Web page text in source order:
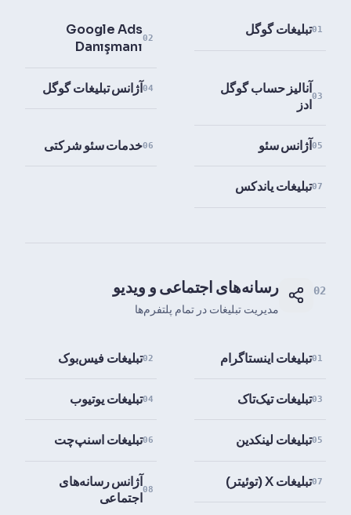
01تبلیغات گوگل
02
Google Ads
Danışmanı
03آنالیز حساب گوگل
ادز
04آژانس تبلیغات گوگل
05آژانس سئو 06خدمات سئو شرکتی
07تبلیغات یاندکس
02 رسانه‌های اجتماعی و ویدیو
مدیریت تبلیغات در تمام پلتفرم‌ها
01تبلیغات اینستاگرام 02تبلیغات فیس‌بوک
03تبلیغات تیک‌تاک 04تبلیغات یوتیوب
05تبلیغات لینکدین 06تبلیغات اسنپ‌چت
07تبلیغات X (توئیتر) 08آژانس رسانه‌های
اجتماعی